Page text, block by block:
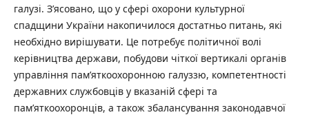
галузі. З’ясовано, що у сфері охорони культурної
спадщини України накопичилося достатньо питань, які
необхідно вирішувати. Це потребує політичної волі
керівництва держави, побудови чіткої вертикалі органів
управління пам’яткоохоронною галуззю, компетентності
державних службовців у вказаній сфері та
пам’яткоохоронців, а також збалансування законодавчої